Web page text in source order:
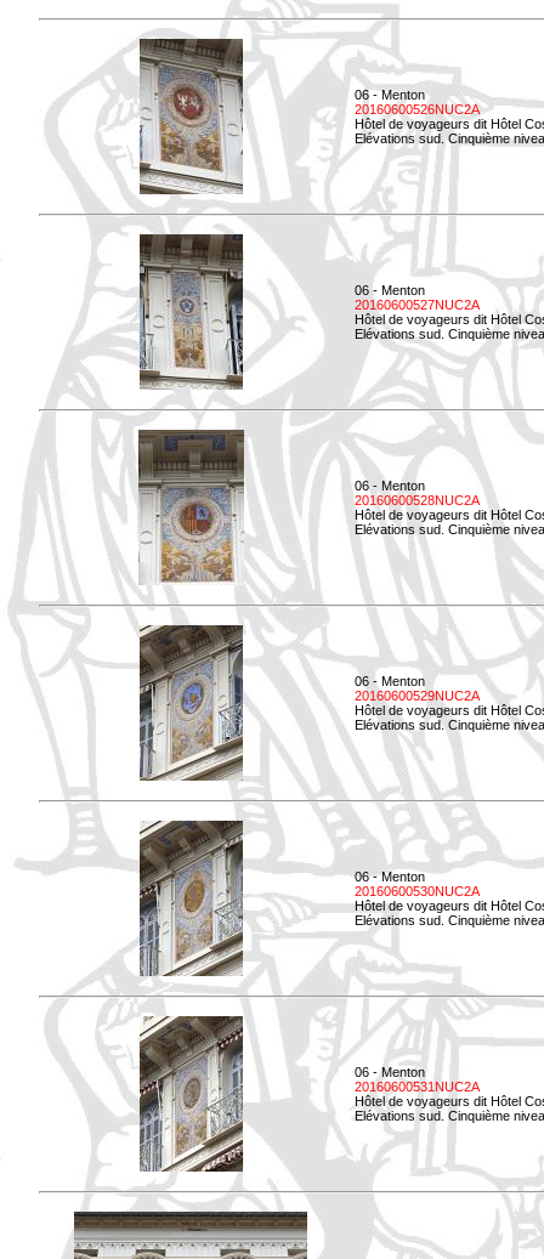
06 - Menton
20160600526NUC2A
Hôtel de voyageurs dit Hôtel
Elévations sud. Cinquième
06 - Menton
20160600527NUC2A
Hôtel de voyageurs dit Hôtel
Elévations sud. Cinquième
06 - Menton
20160600528NUC2A
Hôtel de voyageurs dit Hôtel
Elévations sud. Cinquième
06 - Menton
20160600529NUC2A
Hôtel de voyageurs dit Hôtel
Elévations sud. Cinquième
06 - Menton
20160600530NUC2A
Hôtel de voyageurs dit Hôtel
Elévations sud. Cinquième
06 - Menton
20160600531NUC2A
Hôtel de voyageurs dit Hôtel
Elévations sud. Cinquième